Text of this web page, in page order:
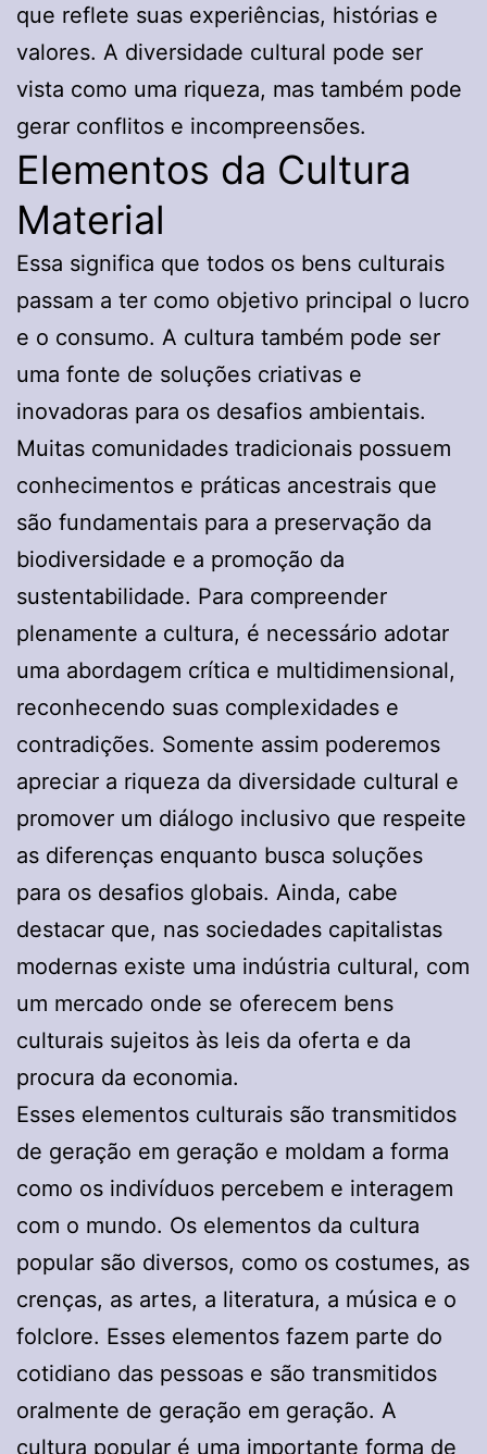
que reflete suas experiências, histórias e
valores. A diversidade cultural pode ser
vista como uma riqueza, mas também pode
gerar conflitos e incompreensões.
Elementos da Cultura
Material
Essa significa que todos os bens culturais
passam a ter como objetivo principal o lucro
e o consumo. A cultura também pode ser
uma fonte de soluções criativas e
inovadoras para os desafios ambientais.
Muitas comunidades tradicionais possuem
conhecimentos e práticas ancestrais que
são fundamentais para a preservação da
biodiversidade e a promoção da
sustentabilidade. Para compreender
plenamente a cultura, é necessário adotar
uma abordagem crítica e multidimensional,
reconhecendo suas complexidades e
contradições. Somente assim poderemos
apreciar a riqueza da diversidade cultural e
promover um diálogo inclusivo que respeite
as diferenças enquanto busca soluções
para os desafios globais. Ainda, cabe
destacar que, nas sociedades capitalistas
modernas existe uma indústria cultural, com
um mercado onde se oferecem bens
culturais sujeitos às leis da oferta e da
procura da economia.
Esses elementos culturais são transmitidos
de geração em geração e moldam a forma
como os indivíduos percebem e interagem
com o mundo. Os elementos da cultura
popular são diversos, como os costumes, as
crenças, as artes, a literatura, a música e o
folclore. Esses elementos fazem parte do
cotidiano das pessoas e são transmitidos
oralmente de geração em geração. A
cultura popular é uma importante forma de